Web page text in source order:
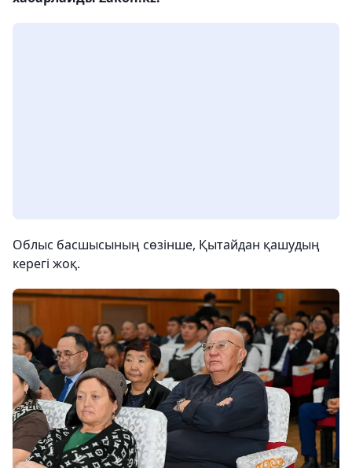
Облыс басшысының сөзінше, Қытайдан қашудың
керегі жоқ.